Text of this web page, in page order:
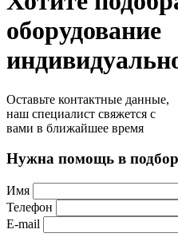
оборудование
Оставьте контактные данные,
наш специалист свяжется с
вами в ближайшее время
Нужна помощь в
Имя
Телефон
E-mail